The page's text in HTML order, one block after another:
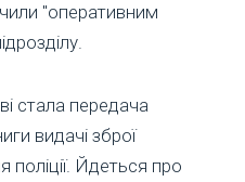
"оперативним
стала передача
видачі зброї
поліції. Йдеться про